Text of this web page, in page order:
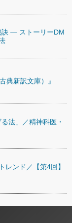
― ストーリーDM
典新訳文庫）』
法」／精神科医・
レンド／【第4回】